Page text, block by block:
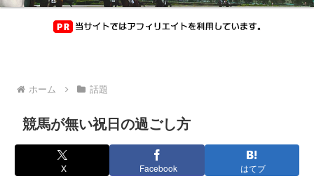
ホーム 話題
競馬が無い祝日の過ごし方
X Facebook はてブ